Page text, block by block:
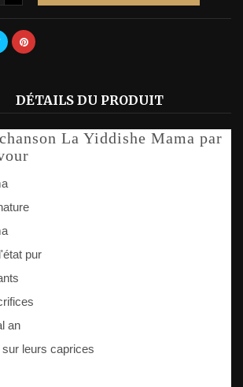
DÉTAILS DU PRODUIT
La Yiddishe Mama par
pur
an
leurs caprices